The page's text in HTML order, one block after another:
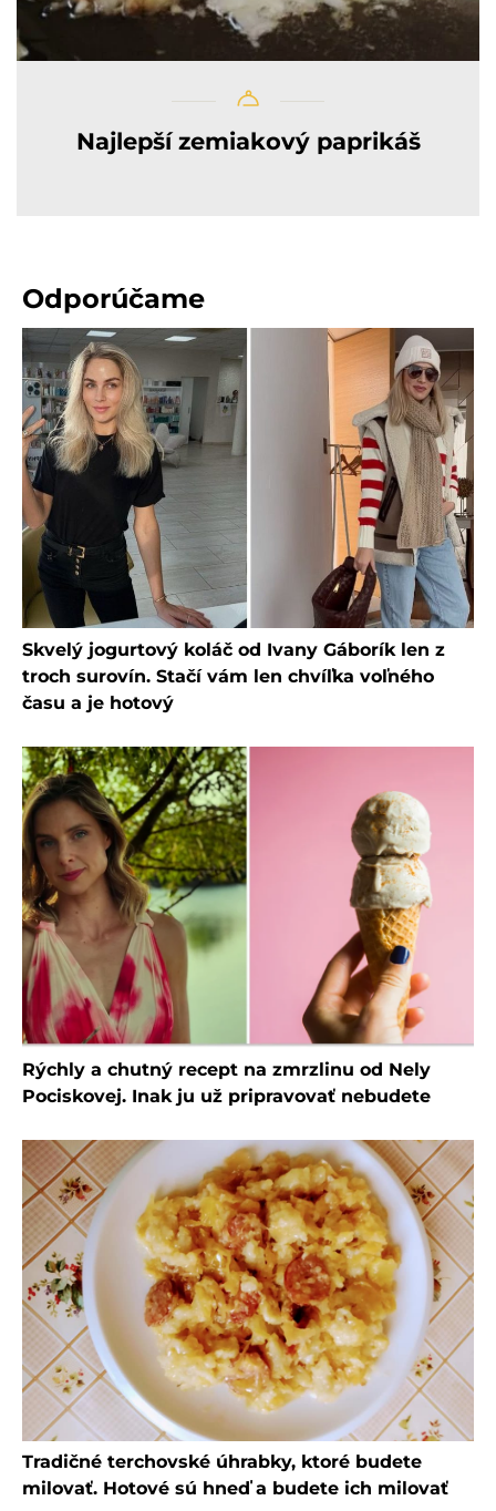
Najlepší zemiakový paprikáš
Odporúčame
Skvelý jogurtový koláč od Ivany Gáborík len z
troch surovín. Stačí vám len chvíľka voľného
času a je hotový
Rýchly a chutný recept na zmrzlinu od Nely
Pociskovej. Inak ju už pripravovať nebudete
Tradičné terchovské úhrabky, ktoré budete
milovať. Hotové sú hneď a budete ich milovať